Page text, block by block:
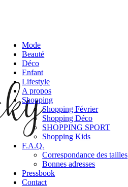
Mode
Beauté
Déco
Enfant
Lifestyle
A propos
Shopping
Shopping Février
Shopping Déco
SHOPPING SPORT
Shopping Kids
F.A.Q.
Correspondance des tailles
Bonnes adresses
Pressbook
Contact